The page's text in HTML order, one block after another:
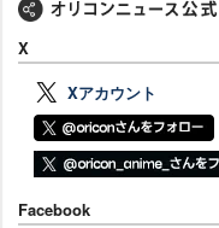
X
Xアカウント
Facebook